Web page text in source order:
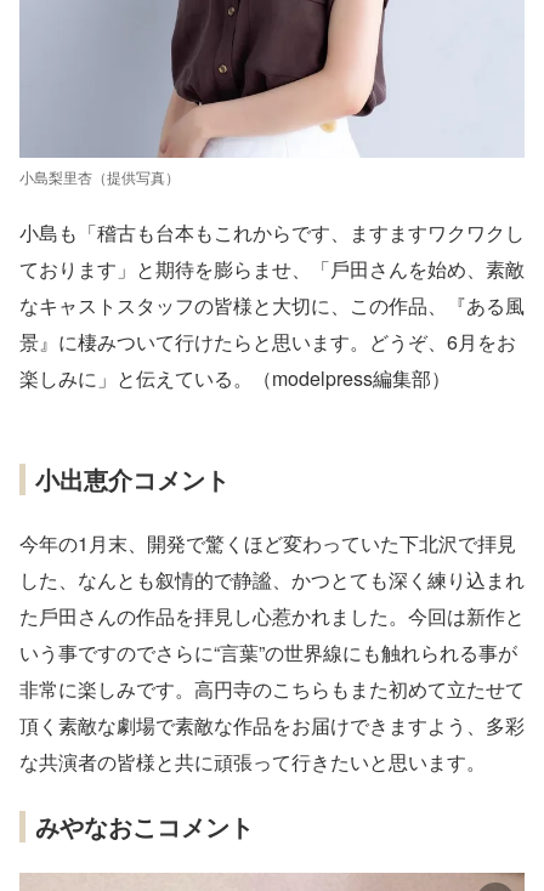
小島梨里杏（提供写真）
小島も「稽古も台本もこれからです、ますますワクワクし
ております」と期待を膨らませ、「⼾⽥さんを始め、素敵
なキャストスタッフの皆様と⼤切に、この作品、『ある⾵
景』に棲みついて⾏けたらと思います。どうぞ、6⽉をお
楽しみに」と伝えている。（modelpress編集部）
小出恵介コメント
今年の1⽉末、開発で驚くほど変わっていた下北沢で拝⾒
した、なんとも叙情的で静謐、かつとても深く練り込まれ
た⼾⽥さんの作品を拝⾒し⼼惹かれました。今回は新作と
いう事ですのでさらに“⾔葉”の世界線にも触れられる事が
⾮常に楽しみです。⾼円寺のこちらもまた初めて⽴たせて
頂く素敵な劇場で素敵な作品をお届けできますよう、多彩
な共演者の皆様と共に頑張って⾏きたいと思います。
みやなおこコメント